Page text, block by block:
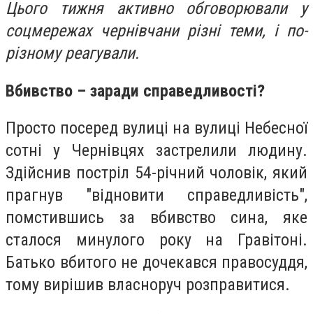
Цього тижня активно обговорювали у
соцмережах чернівчани різні теми, і по-
різному реагували.
Вбивство – заради справедливості?
Просто посеред вулиці на вулиці Небесної
сотні у Чернівцях застрелили людину.
Здійснив постріл 54-річний чоловік, який
прагнув "відновити справедливість",
помстившись за вбивство сина, яке
сталося минулого року на Гравітоні.
Батько вбитого не дочекався правосуддя,
тому вирішив власноруч розправитися.